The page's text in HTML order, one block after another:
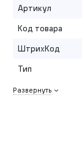
Артикул
Код товара
ШтрихКод
Тип
Развернуть